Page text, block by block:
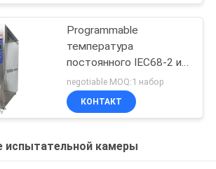
Programmable
температура
постоянного IEC68-2 и
машина влажности
negotiable MOQ:1 набор
КОНТАКТ
испытательной камеры